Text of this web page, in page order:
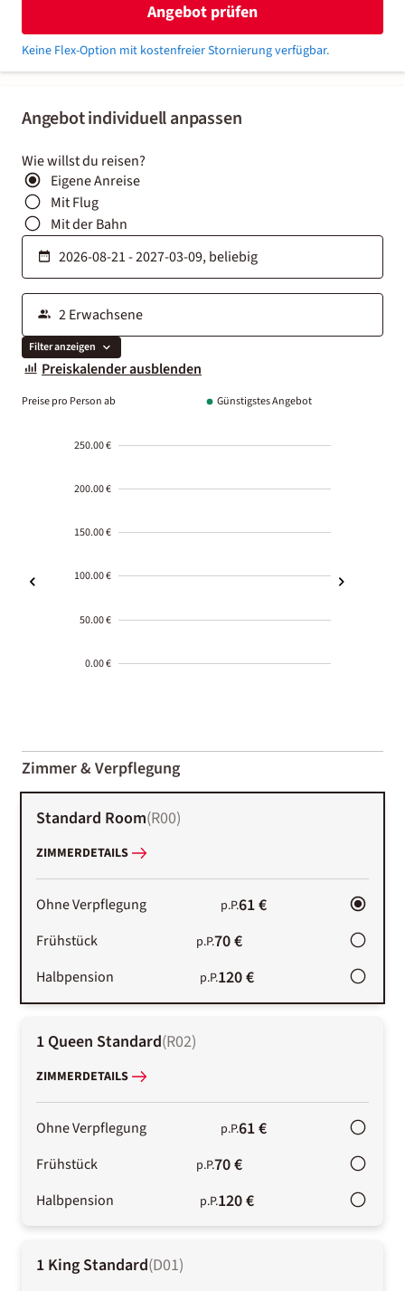
Angebot individuell anpassen
Wie willst du reisen?
Eigene Anreise
Mit Flug
Mit der Bahn
Filter anzeigen
Preiskalender ausblenden
Preise pro Person ab Günstigstes Angebot
250.00 €
200.00 €
150.00 €
100.00 €
50.00 €
0.00 €
01-02
Zimmer & Verpflegung
Standard Room(R00)
ZIMMERDETAILS
Ohne Verpflegung p.P.61 €
Frühstück p.P.70 €
Halbpension p.P.120 €
1 Queen Standard(R02)
ZIMMERDETAILS
Ohne Verpflegung p.P.61 €
Frühstück p.P.70 €
Halbpension p.P.120 €
1 King Standard(D01)
Angebot prüfen
Keine Flex-Option mit kostenfreier Stornierung verfügbar.